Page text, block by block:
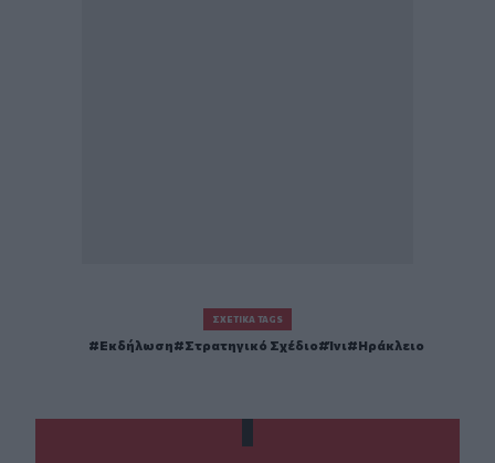
ΣΧΕΤΙΚΆ TAGS
Εκδήλωση Στρατηγικό Σχέδιο Ίνι Ηράκλειο